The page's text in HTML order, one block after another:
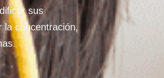
sus
la concentración,